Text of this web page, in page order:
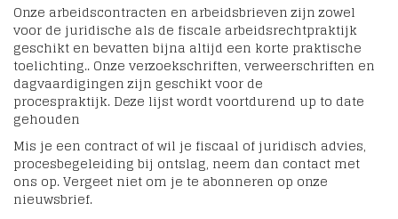
Onze arbeidscontracten en arbeidsbrieven zijn zowel
voor de juridische als de fiscale arbeidsrechtpraktijk
geschikt en bevatten bijna altijd een korte praktische
toelichting.. Onze verzoekschriften, verweerschriften en
dagvaardigingen zijn geschikt voor de
procespraktijk. Deze lijst wordt voortdurend up to date
gehouden
Mis je een contract of wil je fiscaal of juridisch advies,
procesbegeleiding bij ontslag, neem dan contact met
ons op. Vergeet niet om je te abonneren op onze
nieuwsbrief.